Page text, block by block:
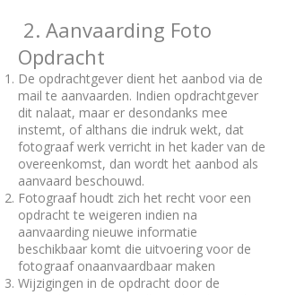
2. Aanvaarding Foto
Opdracht
De opdrachtgever dient het aanbod via de
mail te aanvaarden. Indien opdrachtgever
dit nalaat, maar er desondanks mee
instemt, of althans die indruk wekt, dat
fotograaf werk verricht in het kader van de
overeenkomst, dan wordt het aanbod als
aanvaard beschouwd.
Fotograaf houdt zich het recht voor een
opdracht te weigeren indien na
aanvaarding nieuwe informatie
beschikbaar komt die uitvoering voor de
fotograaf onaanvaardbaar maken
Wijzigingen in de opdracht door de